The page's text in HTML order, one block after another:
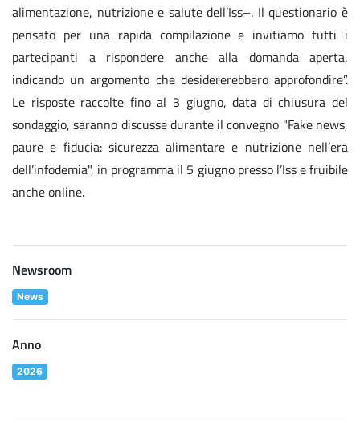
alimentazione, nutrizione e salute dell’Iss–. Il questionario è
pensato per una rapida compilazione e invitiamo tutti i
partecipanti a rispondere anche alla domanda aperta,
indicando un argomento che desidererebbero approfondire”.
Le risposte raccolte fino al 3 giugno, data di chiusura del
sondaggio, saranno discusse durante il convegno "Fake news,
paure e fiducia: sicurezza alimentare e nutrizione nell’era
dell’infodemia", in programma il 5 giugno presso l’Iss e fruibile
anche online.
Newsroom
News
Anno
2026